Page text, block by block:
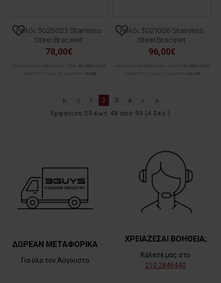
Ρολόι 3G25023 Stainless
Steel Bracelet
78,00€
ΑΡΧΙΚΗ ΑΝΑΓΡΑΦΟΜΕΝΗ ΤΙΜΗ: 89,00€ (-12%)
ΚΑΛΥΤΕΡΗ ΤΙΜΗ 30 ΗΜΕΡΩΝ:
78,00€
Ρολόι 3G21006 Stainless
Steel Bracelet
96,00€
ΑΡΧΙΚΗ ΑΝΑΓΡΑΦΟΜΕΝΗ ΤΙΜΗ: 109,00€ (-12%)
ΚΑΛΥΤΕΡΗ ΤΙΜΗ 30 ΗΜΕΡΩΝ:
96,00€
1 2 3
4
Εμφάνιση 25 έως 48 από 95 (4 Σελ.)
ΔΩΡΕΑΝ ΜΕΤΑΦΟΡΙΚΑ
Για όλο τον Αύγουστο
ΧΡΕΙΑΖΕΣΑΙ ΒΟΗΘΕΙΑ;
Κάλεσέ μας στο
210 2846440